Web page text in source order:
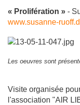
« Prolifération » -
www.susanne-
Les oeuvres sont
Visite organisée
l'association "AIR